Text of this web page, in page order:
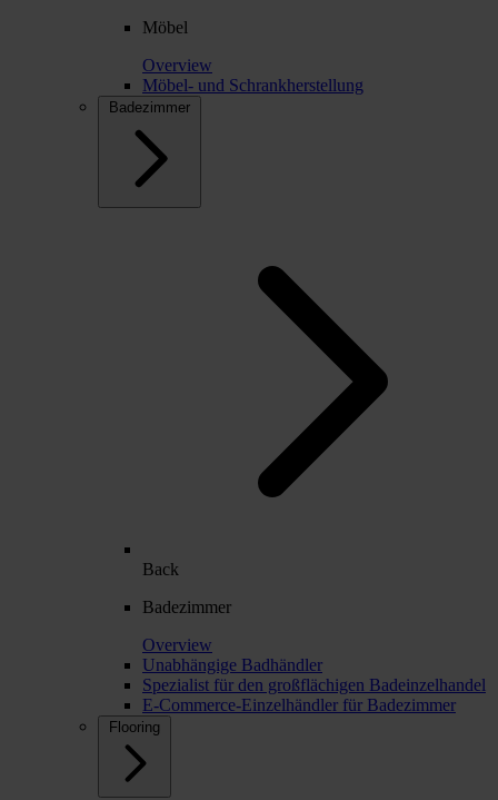
Möbel
Overview
Möbel- und Schrankherstellung
Badezimmer
Back
Badezimmer
Overview
Unabhängige Badhändler
Spezialist für den großflächigen Badeinzelhandel
E-Commerce-Einzelhändler für Badezimmer
Flooring